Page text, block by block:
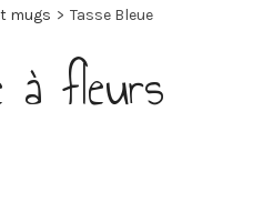
mugs > Tasse Bleue
à fleurs